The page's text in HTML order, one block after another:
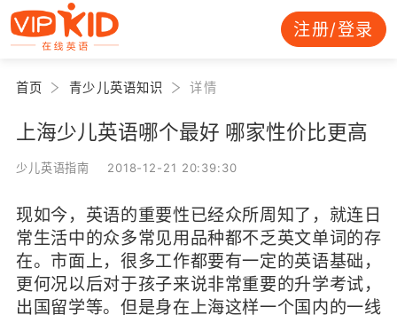
注册/登录
首页 青少儿英语知识 详情
上海少儿英语哪个最好 哪家性价比更高
少儿英语指南 2018-12-21 20:39:30
现如今，英语的重要性已经众所周知了，就连日
常生活中的众多常见用品种都不乏英文单词的存
在。市面上，很多工作都要有一定的英语基础，
更何况以后对于孩子来说非常重要的升学考试，
出国留学等。但是身在上海这样一个国内的一线